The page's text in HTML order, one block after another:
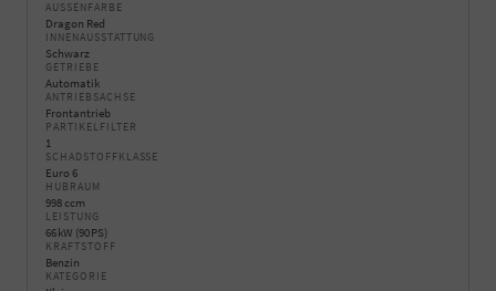
AUSSENFARBE
Dragon Red
INNENAUSSTATTUNG
Schwarz
GETRIEBE
Automatik
ANTRIEBSACHSE
Frontantrieb
PARTIKELFILTER
1
SCHADSTOFFKLASSE
Euro 6
HUBRAUM
998 ccm
LEISTUNG
66 kW (90 PS)
KRAFTSTOFF
Benzin
KATEGORIE